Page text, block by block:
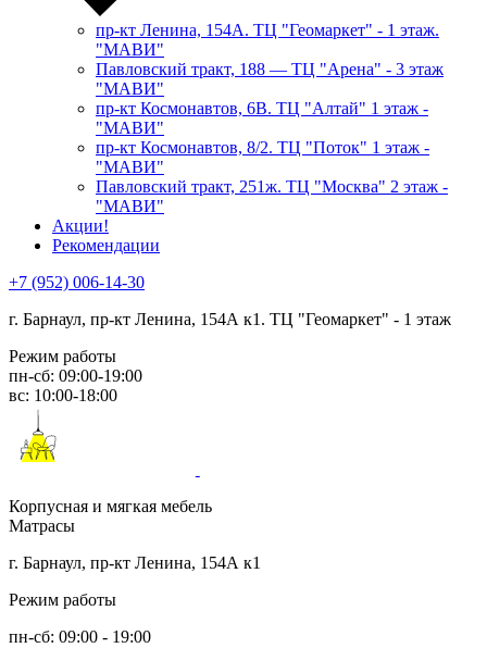
пр-кт Ленина, 154А. ТЦ "Геомаркет" - 1 этаж.
"МАВИ"
​Павловский тракт, 188 — ТЦ "Арена" - 3 этаж
"МАВИ"
пр-кт Космонавтов, 6В. ТЦ "Алтай" 1 этаж -
"МАВИ"
пр-кт Космонавтов, 8/2. ТЦ "Поток" 1 этаж -
"МАВИ"
Павловский тракт, 251ж. ТЦ "Москва" 2 этаж -
"МАВИ"
Акции!
Рекомендации
+7 (952) 006-14-30
г. Барнаул, пр-кт Ленина, 154А к1. ТЦ "Геомаркет" - 1 этаж
Режим работы
пн-сб: 09:00-19:00
вс: 10:00-18:00
Корпусная и мягкая мебель
Матрасы
г. Барнаул, пр-кт Ленина, 154А к1
Режим работы
пн-сб: 09:00 - 19:00